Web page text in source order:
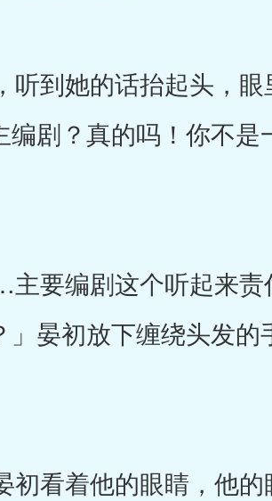
到她的话抬起头，眼
剧？真的吗！你不
要编剧这个听起来责
」晏初放下缠绕头发
看着他的眼睛，他